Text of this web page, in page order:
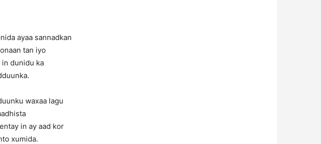
ayaa sannadkan
tan iyo
in dunidu ka
waxaa lagu
in ay aad kor
xumida.